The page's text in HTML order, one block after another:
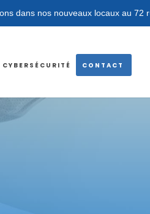
locaux au 72 rue des Rosiers,
CYBERSÉCURITÉ CONTACT